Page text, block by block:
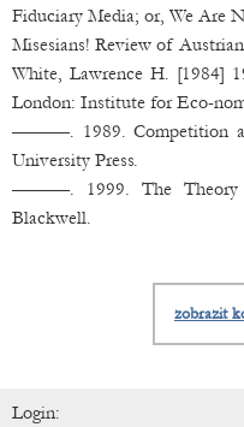
Fiduciary Media; or, We Are
Misesians! Review of
White, Lawrence H. [1984]
London: Institute for Eco-
———. 1989. Competition
University Press.
———. 1999. The Theory
Blackwell.
zobrazit
Login: